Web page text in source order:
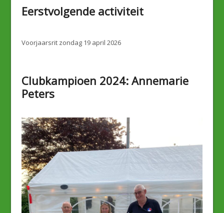
Eerstvolgende activiteit
Voorjaarsrit zondag 19 april 2026
Clubkampioen 2024: Annemarie
Peters